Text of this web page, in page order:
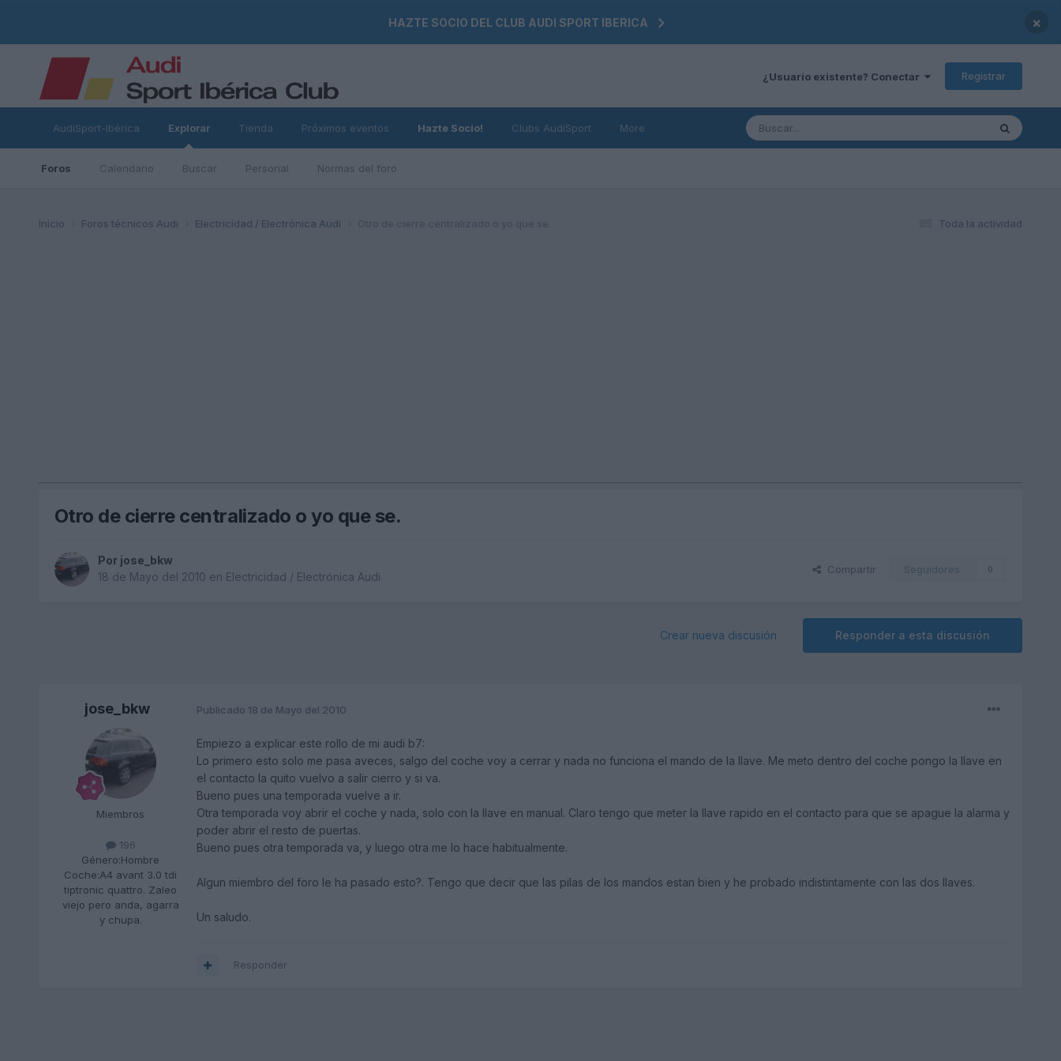
HAZTE SOCIO DEL CLUB AUDI SPORT IBERICA ×
¿Usuario existente? Conectar Registrar
AudiSport-Ibérica Explorar
Foros Calendario Buscar Personal Normas del foro
Tienda Próximos eventos Hazte Socio! Clubs AudiSport More
Toda la actividad
Inicio Foros técnicos Audi Electricidad / Electrónica Audi
Otro de cierre centralizado o yo que se.
Por jose_bkw
18 de Mayo del 2010 en Electricidad / Electrónica Audi
Compartir Seguidores 0
Responder a esta discusión
Crear nueva discusión
jose_bkw
Miembros
196
Género:Hombre
Coche:A4 avant 3.0 tdi
tiptronic quattro. Zaleo
viejo pero anda, agarra
y chupa.
Publicado 18 de Mayo del 2010
Empiezo a explicar este rollo de mi audi b7:
Lo primero esto solo me pasa aveces, salgo del coche voy a cerrar y nada no funciona el mando de la llave. Me meto dentro del coche pongo la llave en
el contacto la quito vuelvo a salir cierro y si va.
Bueno pues una temporada vuelve a ir.
Otra temporada voy abrir el coche y nada, solo con la llave en manual. Claro tengo que meter la llave rapido en el contacto para que se apague la alarma y
poder abrir el resto de puertas.
Bueno pues otra temporada va, y luego otra me lo hace habitualmente.
Algun miembro del foro le ha pasado esto?. Tengo que decir que las pilas de los mandos estan bien y he probado indistintamente con las dos llaves.
Un saludo.
Responder